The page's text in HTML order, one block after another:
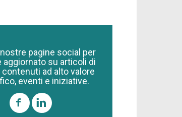
pagine social per
aggiornato su articoli di
contenuti ad alto valore
eventi e iniziative.